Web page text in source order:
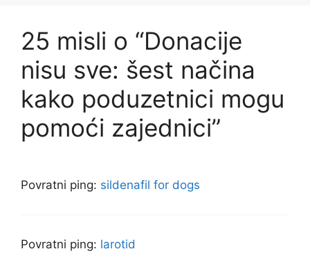
25 misli o “Donacije
nisu sve: šest načina
kako poduzetnici mogu
pomoći zajednici”
Povratni ping: sildenafil for dogs
Povratni ping: larotid